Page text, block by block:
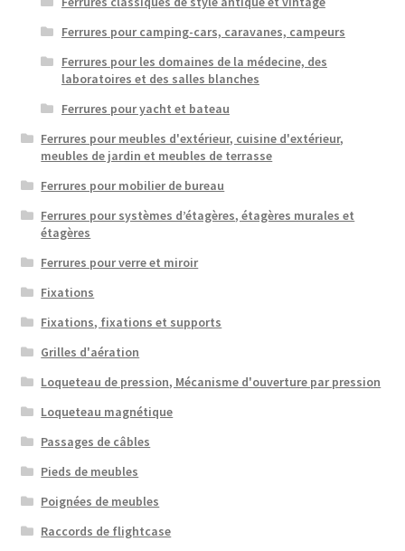
Ferrures pour camping-cars, caravanes, campeurs
Ferrures pour les domaines de la médecine, des
laboratoires et des salles blanches
Ferrures pour yacht et bateau
Ferrures pour meubles d'extérieur, cuisine d'extérieur,
meubles de jardin et meubles de terrasse
Ferrures pour mobilier de bureau
Ferrures pour systèmes d’étagères, étagères murales et
étagères
Ferrures pour verre et miroir
Fixations
Fixations, fixations et supports
Grilles d'aération
Loqueteau de pression, Mécanisme d'ouverture par pression
Loqueteau magnétique
Passages de câbles
Pieds de meubles
Poignées de meubles
Raccords de flightcase